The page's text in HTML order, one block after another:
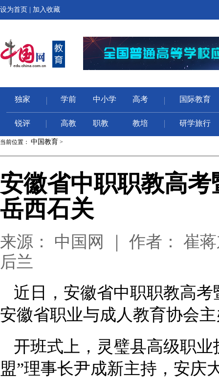
设为首页 加入收藏
独家 学前 中小学 高考 国际教育
锐评 高教 职教 教培 研学旅行
当前位置： 中国教育 >
安徽省中职职教高
岳西石关
来源： 中国网 ｜ 作者： 崔
后兰
近日，安徽省中职职教高
安徽省职业与成人教育协会
开班式上，灵璧县高级职
盟”理事长尹成新主持，安庆